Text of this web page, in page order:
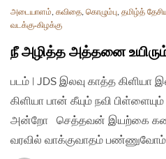
அடையாளம், கவிதை, கொழும்பு, தமிழ்த்
வடக்கு-கிழக்கு
நீ அழித்த அத்தனை
படம் | JDS இலவு காத்த கிளியா
கிளியா பான் கீயும் நவி
அன்றோ செத்தவன் இயற்கை
வரவில் வாக்குவாதம் பண்ணுவோம்